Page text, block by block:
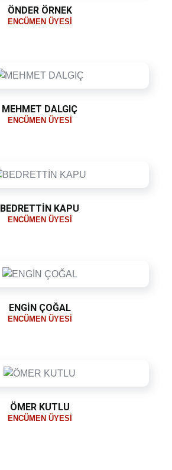
ÖNDER ÖRNEK
ENCÜMEN ÜYESI
MEHMET DALGIÇ
ENCÜMEN ÜYESI
BEDRETTİN KAPU
ENCÜMEN ÜYESI
ENGİN ÇOĞAL
ENCÜMEN ÜYESI
ÖMER KUTLU
ENCÜMEN ÜYESI